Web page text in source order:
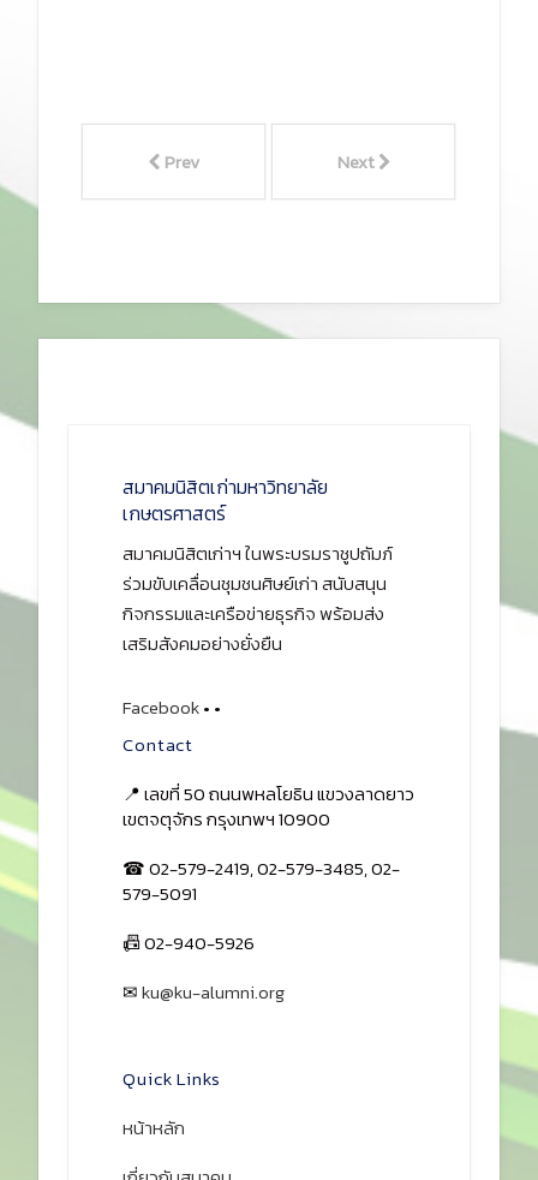
Prev Next
สมาคมนิสิตเก่ามหาวิทยาลัย
เกษตรศาสตร์
สมาคมนิสิตเก่าฯ ในพระบรมราชูปถัมภ์
ร่วมขับเคลื่อนชุมชนศิษย์เก่า สนับสนุน
กิจกรรมและเครือข่ายธุรกิจ พร้อมส่ง
เสริมสังคมอย่างยั่งยืน
Facebook• •
Contact
📍 เลขที่ 50 ถนนพหลโยธิน แขวงลาดยาว
เขตจตุจักร กรุงเทพฯ 10900
☎ 02-579-2419, 02-579-3485, 02-
579-5091
📠 02-940-5926
✉ku@ku-alumni.org
Quick Links
หน้าหลัก